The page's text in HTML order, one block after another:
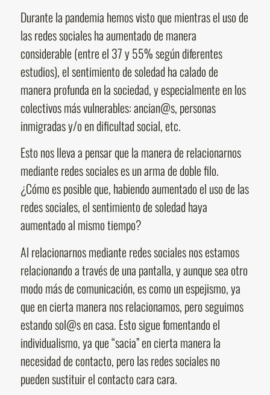
Durante la pandemia hemos visto que mientras el uso de
las redes sociales ha aumentado de manera
considerable (entre el 37 y 55% según diferentes
estudios), el sentimiento de soledad ha calado de
manera profunda en la sociedad, y especialmente en los
colectivos más vulnerables: ancian@s, personas
inmigradas y/o en dificultad social, etc.
Esto nos lleva a pensar que la manera de relacionarnos
mediante redes sociales es un arma de doble filo.
¿Cómo es posible que, habiendo aumentado el uso de las
redes sociales, el sentimiento de soledad haya
aumentado al mismo tiempo?
Al relacionarnos mediante redes sociales nos estamos
relacionando a través de una pantalla, y aunque sea otro
modo más de comunicación, es como un espejismo, ya
que en cierta manera nos relacionamos, pero seguimos
estando sol@s en casa. Esto sigue fomentando el
individualismo, ya que “sacia” en cierta manera la
necesidad de contacto, pero las redes sociales no
pueden sustituir el contacto cara cara.